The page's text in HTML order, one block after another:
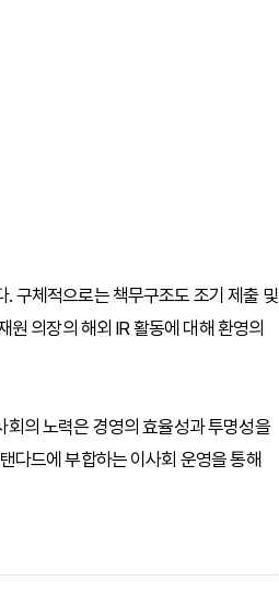
구체적으로는 책무구조도 조기 제출 및
의장의 해외 IR 활동에 대해 환영의
의 노력은 경영의 효율성과 투명성을
다드에 부합하는 이사회 운영을 통해